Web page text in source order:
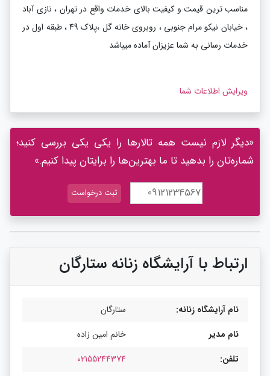
مناسب ترین قیمت و کیفیت بالای خدمات واقع در تهران ، نازی آباد
، خیابان نیکو مرام جنوبی ، روبروی خانه گل ،پلاک 49 ، طبقه اول در
خدمات رسانی به شما عزیزان آماده میباشد
ویرایش اطلاعات شما
«دیگر لازم نیست همه تالارها را یکی یکی بررسی کنید؛
شماره‌تان را بدهید تا ما بهترین‌ها را برایتان پیدا کنیم.»
ارتباط با آرایشگاه زنانه ستارگان
نام آرایشگاه زنانه:
ستارگان
نام مدیر
خانم امین زاده
تلفن:
02155244374